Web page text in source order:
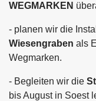
WEGMARKEN
- planen wir die
Wiesengraben als
Wegmarken.
- Begleiten wir die
bis August in Soest